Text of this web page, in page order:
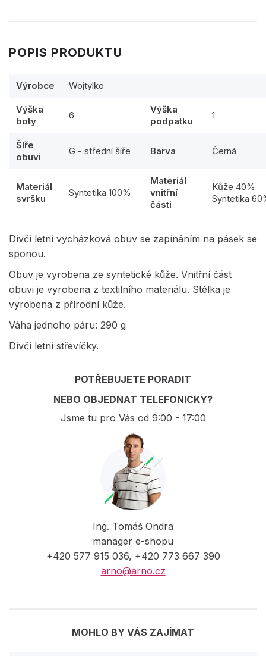
POPIS PRODUKTU
Výrobce Wojtylko
Výška
boty
6
Výška
podpatku
1
Šíře
obuvi
G - střední šíře Barva Černá
Materiál
svršku
Syntetika 100%
Materiál
vnitřní
části
Kůže 40%
Syntetika
Dívčí letní vycházková obuv se zapínáním na pásek se
sponou.
Obuv je vyrobena ze syntetické kůže. Vnitřní část
obuvi je vyrobena z textilního materiálu. Stélka je
vyrobena z přírodní kůže.
Váha jednoho páru: 290 g
Dívčí letní střevíčky.
POTŘEBUJETE PORADIT
NEBO OBJEDNAT TELEFONICKY?
Jsme tu pro Vás od 9:00 - 17:00
Ing. Tomáš Ondra
manager e-shopu
+420 577 915 036, +420 773 667 390
arno@arno.cz
MOHLO BY VÁS ZAJÍMAT